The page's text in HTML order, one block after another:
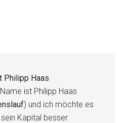
Philipp Haas
ist Philipp Haas
) und ich möchte es
Kapital besser